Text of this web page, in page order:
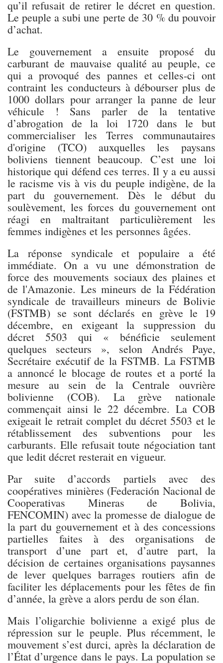
qu’il refusait de retirer le décret en question.
Le peuple a subi une perte de 30 % du pouvoir
d’achat.
Le gouvernement a ensuite proposé du
carburant de mauvaise qualité au peuple, ce
qui a provoqué des pannes et celles-ci ont
contraint les conducteurs à débourser plus de
1000 dollars pour arranger la panne de leur
véhicule ! Sans parler de la tentative
d’abrogation de la loi 1720 dans le but
commercialiser les Terres communautaires
d'origine (TCO) auxquelles les paysans
boliviens tiennent beaucoup. C’est une loi
historique qui défend ces terres. Il y a eu aussi
le racisme vis à vis du peuple indigène, de la
part du gouvernement. Dès le début du
soulèvement, les forces du gouvernement ont
réagi en maltraitant particulièrement les
femmes indigènes et les personnes âgées.
La réponse syndicale et populaire a été
immédiate. On a vu une démonstration de
force des mouvements sociaux des plaines et
de l'Amazonie. Les mineurs de la Fédération
syndicale de travailleurs mineurs de Bolivie
(FSTMB) se sont déclarés en grève le 19
décembre, en exigeant la suppression du
décret 5503 qui « bénéficie seulement
quelques secteurs », selon Andrés Paye,
Secrétaire exécutif de la FSTMB. La FSTMB
a annoncé le blocage de routes et a porté la
mesure au sein de la Centrale ouvrière
bolivienne (COB). La grève nationale
commençait ainsi le 22 décembre. La COB
exigeait le retrait complet du décret 5503 et le
rétablissement des subventions pour les
carburants. Elle refusait toute négociation tant
que ledit décret resterait en vigueur.
Par suite d’accords partiels avec des
coopératives minières (Federación Nacional de
Cooperativas Mineras de Bolivia,
FENCOMIN) avec la promesse de dialogue de
la part du gouvernement et à des concessions
partielles faites à des organisations de
transport d’une part et, d’autre part, la
décision de certaines organisations paysannes
de lever quelques barrages routiers afin de
faciliter les déplacements pour les fêtes de fin
d’année, la grève a alors perdu de son élan.
Mais l’oligarchie bolivienne a exigé plus de
répression sur le peuple. Plus récemment, le
mouvement s’est durci, après la déclaration de
l’État d’urgence dans le pays. La population se